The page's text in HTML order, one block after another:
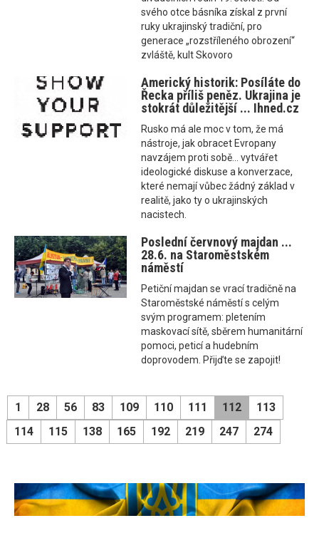
svého otce básníka získal z první
ruky ukrajinský tradiční, pro
generace „rozstříleného obrození“
zvláště, kult Skovoro
Americký historik: Posíláte do
Řecka příliš peněz. Ukrajina je
stokrát důležitější ... Ihned.cz
Rusko má ale moc v tom, že má
nástroje, jak obracet Evropany
navzájem proti sobě... vytvářet
ideologické diskuse a konverzace,
které nemají vůbec žádný základ v
realitě, jako ty o ukrajinských
nacistech.
Poslední červnový majdan ...
28.6. na Staroměstském
náměstí
Petiční majdan se vrací tradičně na
Staroměstské náměstí s celým
svým programem: pletením
maskovací sítě, sběrem humanitární
pomoci, peticí a hudebním
doprovodem. Přijďte se zapojit!
1 28 56 83 109 110 111 112
113
114
115 138 165 192 219 247 274